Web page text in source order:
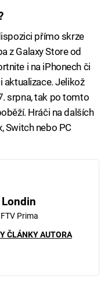
přímo skrze
z Galaxy Store od
i na iPhonech či
aktualizace. Jelikož
srpna, tak po tomto
Hráči na dalších
Switch nebo PC
Londin
Prima
ČLÁNKY AUTORA